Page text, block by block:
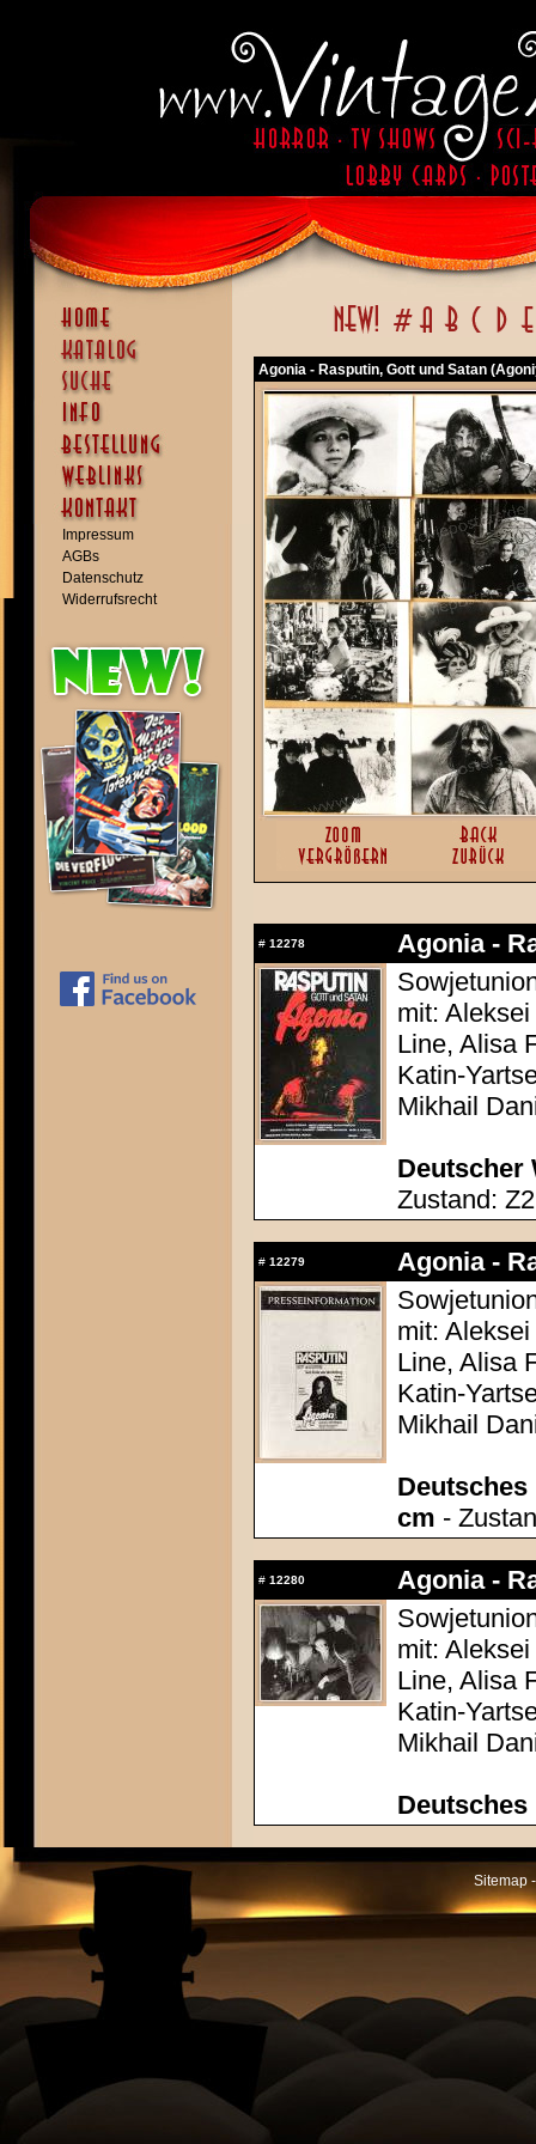
Impressum
AGBs
Datenschutz
Widerrufsrecht
Agonia - Rasputin, Gott und Satan
# 12278
Agonia -
mit:
Line, Alisa
Katin-
Mikhail
Deutscher
Zustand: Z2
# 12279
Agonia -
mit:
Line, Alisa
Katin-
Mikhail
Deutsches
cm -
# 12280
Agonia -
mit:
Line, Alisa
Katin-
Mikhail
Sitemap